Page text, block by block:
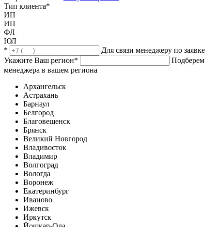
Тип клиента*
ИП
ИП
ФЛ
ЮЛ
*
Для связи менеджеру по заявке
Укажите Ваш регион*
Подберем
менеджера в вашем региона
Архангельск
Астрахань
Барнаул
Белгород
Благовещенск
Брянск
Великий Новгород
Владивосток
Владимир
Волгоград
Вологда
Воронеж
Екатеринбург
Иваново
Ижевск
Иркутск